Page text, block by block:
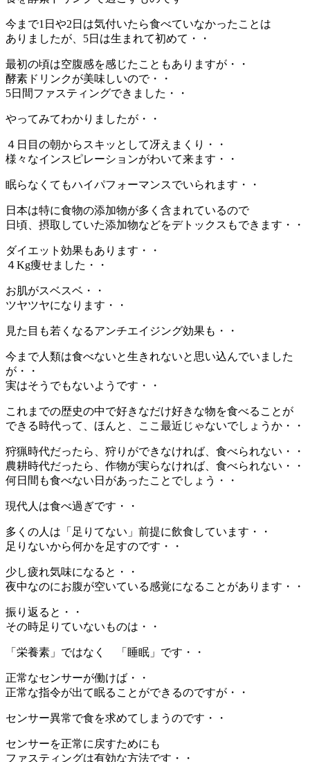
今まで1日や2日は気付いたら食べていなかったことは
ありましたが、5日は生まれて初めて・・
最初の頃は空腹感を感じたこともありますが・・
酵素ドリンクが美味しいので・・
5日間ファスティングできました・・
やってみてわかりましたが・・
４日目の朝からスキッとして冴えまくり・・
様々なインスピレーションがわいて来ます・・
眠らなくてもハイパフォーマンスでいられます・・
日本は特に食物の添加物が多く含まれているので
日頃、摂取していた添加物などをデトックスもできます・・
ダイエット効果もあります・・
４Kg痩せました・・
お肌がスベスベ・・
ツヤツヤになります・・
見た目も若くなるアンチエイジング効果も・・
今まで人類は食べないと生きれないと思い込んでいました
が・・
実はそうでもないようです・・
これまでの歴史の中で好きなだけ好きな物を食べることが
できる時代って、ほんと、ここ最近じゃないでしょうか・・
狩猟時代だったら、狩りができなければ、食べられない・・
農耕時代だったら、作物が実らなければ、食べられない・・
何日間も食べない日があったことでしょう・・
現代人は食べ過ぎです・・
多くの人は「足りてない」前提に飲食しています・・
足りないから何かを足すのです・・
少し疲れ気味になると・・
夜中なのにお腹が空いている感覚になることがあります・・
振り返ると・・
その時足りていないものは・・
「栄養素」ではなく 「睡眠」です・・
正常なセンサーが働けば・・
正常な指令が出て眠ることができるのですが・・
センサー異常で食を求めてしまうのです・・
センサーを正常に戻すためにも
ファスティングは有効な方法です・・